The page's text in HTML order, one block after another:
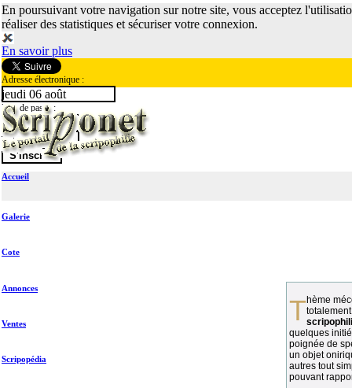
En poursuivant votre navigation sur notre site, vous acceptez
réaliser des statistiques et sécuriser votre connexion.
En savoir plus
Adresse électronique :
Mot de passe :
jeudi 06 août
Accueil
Galerie
Cote
Annonces
Ventes
Scripopédia
Thème méconnu des collectionneurs et
quelques
poignée de
un objet
autres tout
pouvant